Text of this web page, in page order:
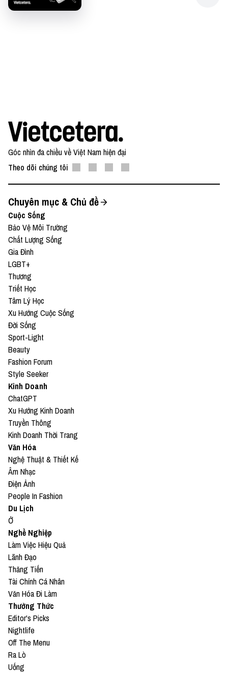
Góc nhìn đa chiều về Việt Nam hiện đại
Theo dõi chúng tôi
Chuyên mục & Chủ đề
Cuộc Sống
Bảo Vệ Môi Trường
Chất Lượng Sống
Gia Đình
LGBT+
Thương
Triết Học
Tâm Lý Học
Xu Hướng Cuộc Sống
Đời Sống
Sport-Light
Beauty
Fashion Forum
Style Seeker
Kinh Doanh
ChatGPT
Xu Hướng Kinh Doanh
Truyền Thông
Kinh Doanh Thời Trang
Văn Hóa
Nghệ Thuật & Thiết Kế
Âm Nhạc
Điện Ảnh
People In Fashion
Du Lịch
Ở
Nghề Nghiệp
Làm Việc Hiệu Quả
Lãnh Đạo
Thăng Tiến
Tài Chính Cá Nhân
Văn Hóa Đi Làm
Thưởng Thức
Editor's Picks
Nightlife
Off The Menu
Ra Lò
Uống